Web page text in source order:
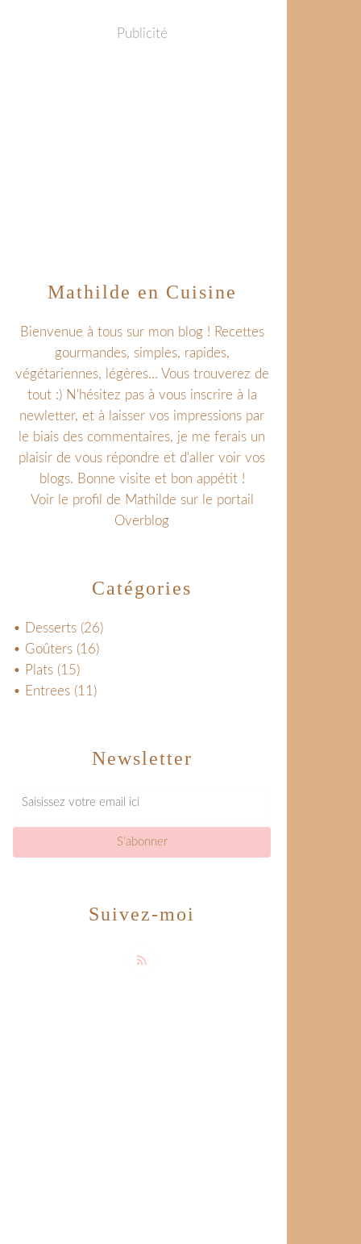
Newsletter
Publicité
Catégories
• Desserts (26)
• Goûters (16)
• Plats (15)
• Entrees (11)
Mathilde en Cuisine
Bienvenue à tous sur mon blog ! Recettes
gourmandes, simples, rapides,
végétariennes, légères... Vous trouverez de
tout :) N'hésitez pas à vous inscrire à la
newletter, et à laisser vos impressions par
le biais des commentaires, je me ferais un
plaisir de vous répondre et d'aller voir vos
blogs. Bonne visite et bon appétit !
Voir le profil de Mathilde sur le portail
Overblog
Suivez-moi